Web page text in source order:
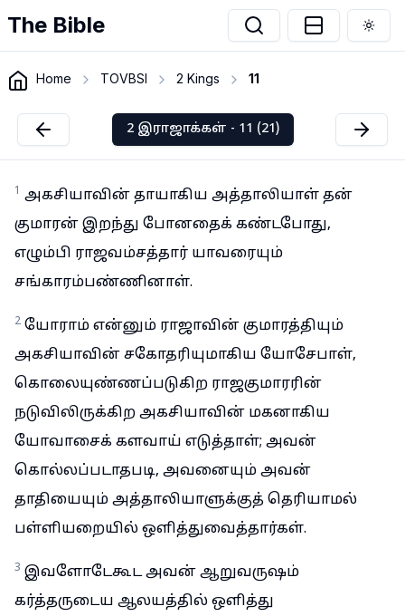
The Bible
Home TOVBSI 2 Kings 11
2 இராஜாக்கள் - 11 (21)
1 அகசியாவின் தாயாகிய அத்தாலியாள் தன்
குமாரன் இறந்து போனதைக் கண்டபோது,
எழும்பி ராஜவம்சத்தார் யாவரையும்
சங்காரம்பண்ணினாள்.
2 யோராம் என்னும் ராஜாவின் குமாரத்தியும்
அகசியாவின் சகோதரியுமாகிய யோசேபாள்,
கொலையுண்ணப்படுகிற ராஜகுமாரரின்
நடுவிலிருக்கிற அகசியாவின் மகனாகிய
யோவாசைக் களவாய் எடுத்தாள்; அவன்
கொல்லப்படாதபடி, அவனையும் அவன்
தாதியையும் அத்தாலியாளுக்குத் தெரியாமல்
பள்ளியறையில் ஒளித்துவைத்தார்கள்.
3 இவளோடேகூட அவன் ஆறுவருஷம்
கர்த்தருடைய ஆலயத்தில் ஒளித்து